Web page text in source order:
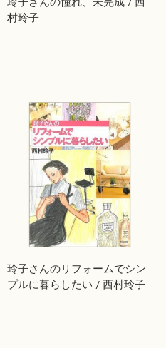
玲子さんの憧れ、未完成 / 西
村玲子
玲子さんのリフォームでシン
プルに暮らしたい / 西村玲子